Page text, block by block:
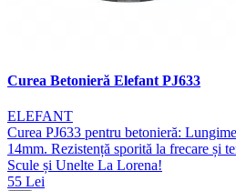
Curea Betonieră Elefant PJ633
ELEFANT
Curea PJ633 pentru betonieră:
14mm. Rezistență sporită la frecare și
Scule și Unelte La Lorena!
55 Lei